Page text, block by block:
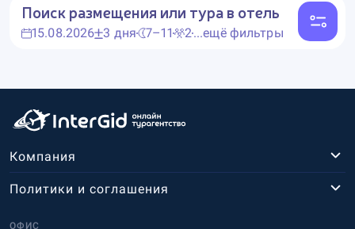
Поиск размещения или тура в отель
15.08.2026 3 дня 7–11 2...ещё фильтры
Компания
ОФИС
Политики и соглашения